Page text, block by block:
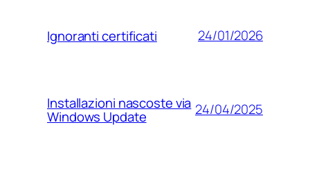
Ignoranti certificati 24/01/2026
Installazioni nascoste via
Windows Update 24/04/2025